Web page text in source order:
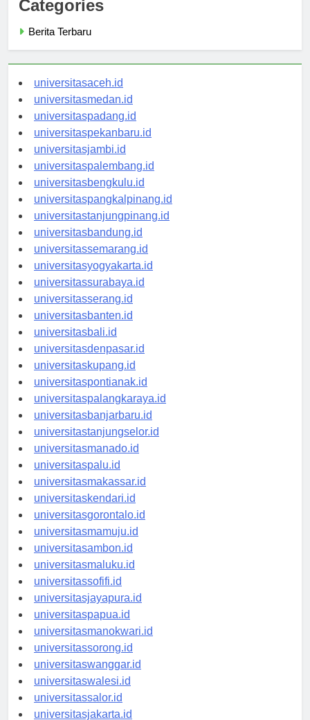
Categories
universitasaceh.id
universitasmedan.id
universitaspadang.id
universitaspekanbaru.id
universitasjambi.id
universitaspalembang.id
universitasbengkulu.id
universitaspangkalpinang.id
universitastanjungpinang.id
universitasbandung.id
universitassemarang.id
universitasyogyakarta.id
universitassurabaya.id
universitasserang.id
universitasbanten.id
universitasbali.id
universitasdenpasar.id
universitaskupang.id
universitaspontianak.id
universitaspalangkaraya.id
universitasbanjarbaru.id
universitastanjungselor.id
universitasmanado.id
universitaspalu.id
universitasmakassar.id
universitaskendari.id
universitasgorontalo.id
universitasmamuju.id
universitasambon.id
universitasmaluku.id
universitassofifi.id
universitasjayapura.id
universitaspapua.id
universitasmanokwari.id
universitassorong.id
universitaswanggar.id
universitaswalesi.id
universitassalor.id